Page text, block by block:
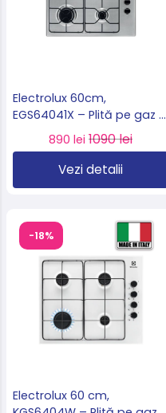
Electrolux 60cm,
EGS64041X – Plită pe gaz 4
arzătoare, 8 kW, inox,
import Suedia 🇸🇪
890 lei 1090 lei
Vezi detalii
-18%
Electrolux 60 cm,